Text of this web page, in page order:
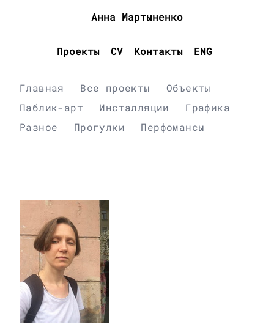
Анна Мартыненко
Проекты CV Контакты ENG
Главная Все проекты
Объекты
Паблик-арт
Инсталляции
Графика
Разное
Прогулки Перфомансы